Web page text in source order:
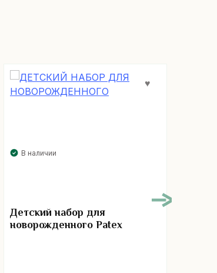
В наличии
Детский набор для
новорожденного Patex